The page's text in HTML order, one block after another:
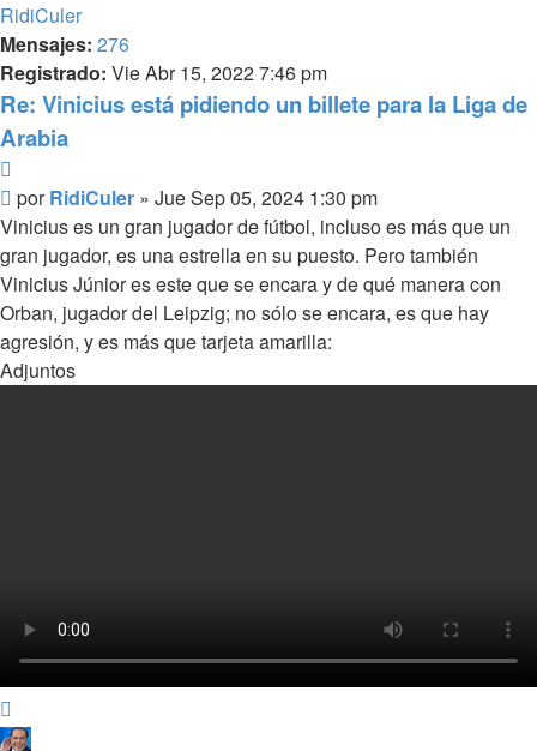
RidiCuler
Mensajes: 276
Registrado: Vie Abr 15, 2022 7:46 pm
Re: Vinicius está pidiendo un billete para la Liga de
Arabia
Mensaje
porRidiCuler » Jue Sep 05, 2024 1:30 pm
Vinicius es un gran jugador de fútbol, incluso es más que un
gran jugador, es una estrella en su puesto. Pero también
Vinicius Júnior es este que se encara y de qué manera con
Orban, jugador del Leipzig; no sólo se encara, es que hay
agresión, y es más que tarjeta amarilla:
Adjuntos